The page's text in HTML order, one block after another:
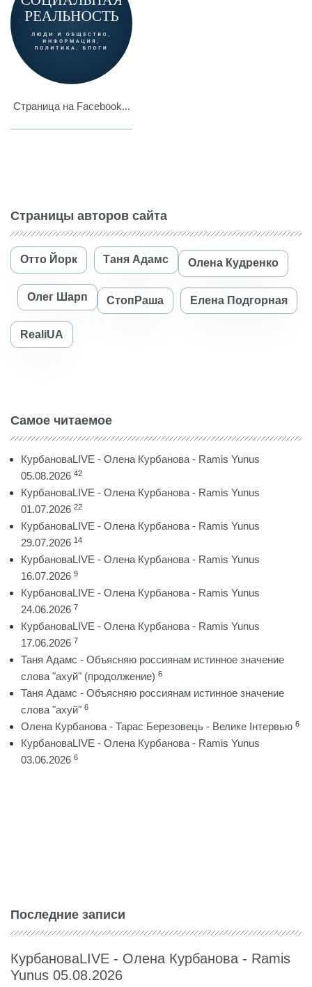
Страница на Facebook...
Страницы авторов сайта
Отто Йорк Таня Адамс Олена Кудренко
Олег Шарп СтопРаша Елена Подгорная
RealiUA
Самое читаемое
КурбановаLIVE - Олена Курбанова - Ramis Yunus
05.08.2026 42
КурбановаLIVE - Олена Курбанова - Ramis Yunus
01.07.2026 22
КурбановаLIVE - Олена Курбанова - Ramis Yunus
29.07.2026 14
КурбановаLIVE - Олена Курбанова - Ramis Yunus
16.07.2026 9
КурбановаLIVE - Олена Курбанова - Ramis Yunus
24.06.2026 7
КурбановаLIVE - Олена Курбанова - Ramis Yunus
17.06.2026 7
Таня Адамс - Объясняю россиянам истинное значение
слова "ахуй" (продолжение) 6
Таня Адамс - Объясняю россиянам истинное значение
слова "ахуй" 6
Олена Курбанова - Тарас Березовець - Велике Інтервью 6
КурбановаLIVE - Олена Курбанова - Ramis Yunus
03.06.2026 6
Последние записи
КурбановаLIVE - Олена Курбанова - Ramis
Yunus 05.08.2026